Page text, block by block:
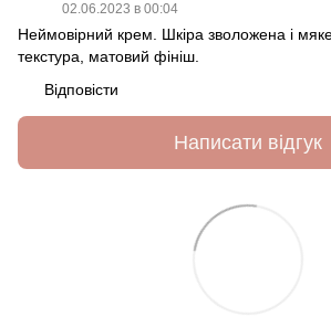
02.06.2023 в 00:04
Неймовірний крем. Шкіра зволожена і
текстура, матовий фініш.
Відповісти
Написати відгук